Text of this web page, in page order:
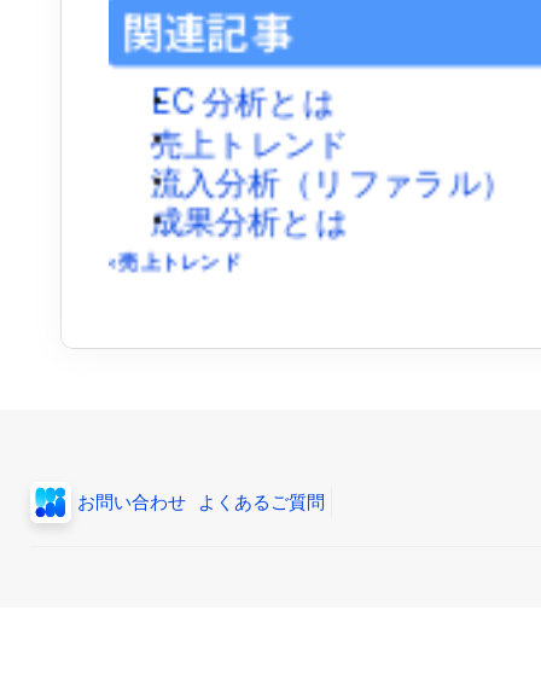
関連記事
EC 分析とは
売上トレンド
流入分析（リファラル）
成果分析とは
‹ 売上トレンド
お問い合わせ よくあるご質問